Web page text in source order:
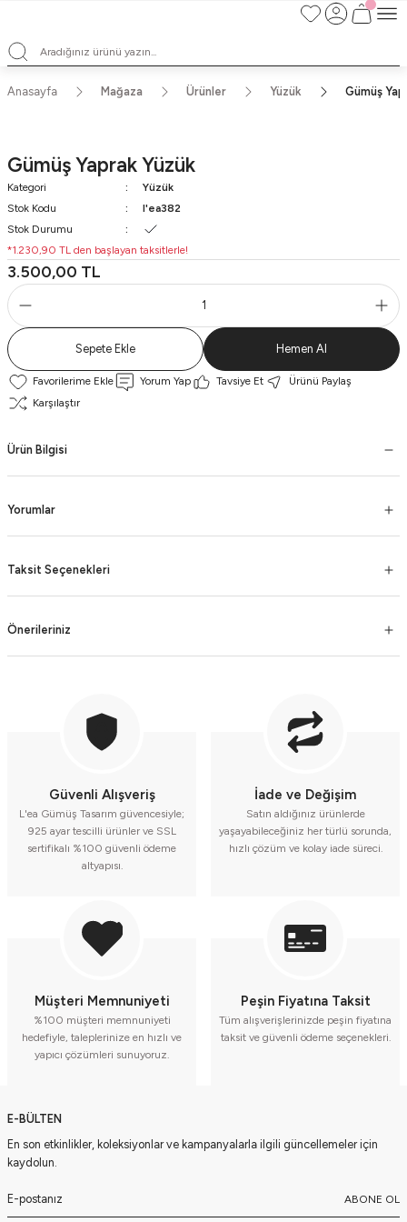
TÜM ALIŞVERİŞLERDE ÜCRETSİZ KARGO ve TAKSİT İMKANLARI
L'EA'NIN BÜYÜLÜ DÜNYASINA HOŞ GELDİNİZ
HER BİR L'EA ÖMÜR BOYU SAKLAYACAĞINIZ ANLAMLI BİR PARÇA
TEK ÜRETİM EL YAPIMI TASARIMLAR
Anasayfa Mağaza Ürünler Yüzük Gümüş
Gümüş Yaprak Yüzük
Kategori
Yüzük
Stok Kodu
l'ea382
Stok Durumu
*1.230,90 TL den başlayan taksitlerle!
3.500,00 TL
Sepete Ekle Hemen Al
Yorum Yap Tavsiye Et
Ürünü Paylaş
Karşılaştır
Ürün Bilgisi
Yorumlar
Taksit Seçenekleri
Önerileriniz
Güvenli Alışveriş
L'ea Gümüş Tasarım güvencesiyle;
925 ayar tescilli ürünler ve SSL
sertifikalı %100 güvenli ödeme
altyapısı.
İade ve Değişim
Satın aldığınız ürünlerde
yaşayabileceğiniz her türlü sorunda,
hızlı çözüm ve kolay iade süreci.
Müşteri Memnuniyeti
%100 müşteri memnuniyeti
hedefiyle, taleplerinize en hızlı ve
yapıcı çözümleri sunuyoruz.
Peşin Fiyatına Taksit
Tüm alışverişlerinizde peşin fiyatına
taksit ve güvenli ödeme seçenekleri.
E-BÜLTEN
En son etkinlikler, koleksiyonlar ve kampanyalarla ilgili güncellemeler için
kaydolun.
ABONE OL